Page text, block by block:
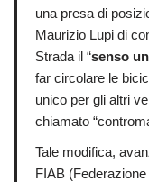
una presa di
Maurizio Lupi di
Strada il “senso
far circolare le
unico per gli altri
chiamato
Tale modifica,
FIAB